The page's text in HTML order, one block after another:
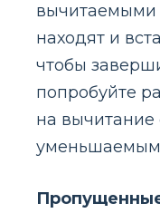
вычитаемыми
находят и
чтобы
попробуйте
на
уменьшаемым